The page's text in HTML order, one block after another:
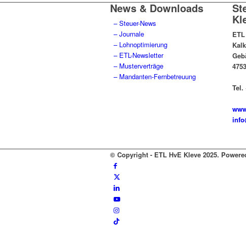
News & Downloads
– Steuer-News
– Journale
– Lohnoptimierung
– ETL-Newsletter
– Musterverträge
– Mandanten-Fernbetreuung
Tel.
© Copyright - ETL HvE Kleve 2025.